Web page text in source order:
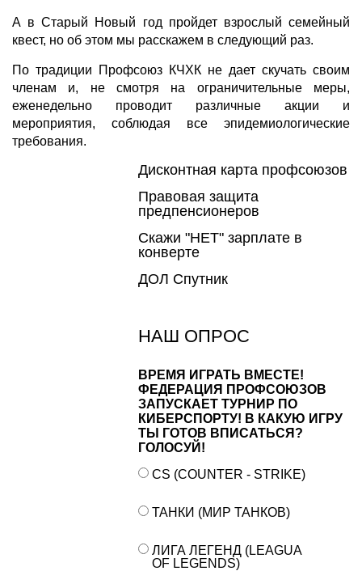
А в Старый Новый год пройдет взрослый семейный
квест, но об этом мы расскажем в следующий раз.
По традиции Профсоюз КЧХК не дает скучать своим
членам и, не смотря на ограничительные меры,
еженедельно проводит различные акции и
мероприятия, соблюдая все эпидемиологические
требования.
Дисконтная карта профсоюзов
Правовая защита
предпенсионеров
Скажи "НЕТ" зарплате в
конверте
ДОЛ Спутник
НАШ ОПРОС
ВРЕМЯ ИГРАТЬ ВМЕСТЕ!
ФЕДЕРАЦИЯ ПРОФСОЮЗОВ
ЗАПУСКАЕТ ТУРНИР ПО
КИБЕРСПОРТУ! В КАКУЮ ИГРУ
ТЫ ГОТОВ ВПИСАТЬСЯ?
ГОЛОСУЙ!
CS (COUNTER - STRIKE)
ТАНКИ (МИР ТАНКОВ)
ЛИГА ЛЕГЕНД (LEAGUA
OF LEGENDS)